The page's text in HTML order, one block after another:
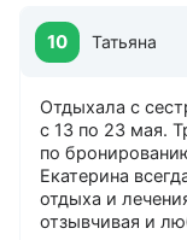
10 Татьяна
Отдыхала с
с 13 по 23 мая.
по
Екатерина
отдыха и
отзывчивая и